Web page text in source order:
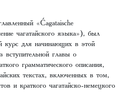
«Ćagataische
чагатайского языка»), был
курс для начинающих в этой
вступительной главы о
грамматического описания,
текстах, включенных в том,
и краткого чагатайско-немецкого